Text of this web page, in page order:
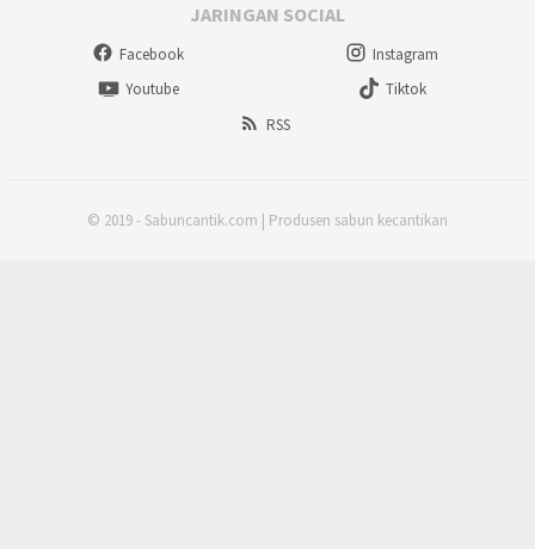
JARINGAN SOCIAL
Facebook
Instagram
Youtube
Tiktok
RSS
© 2019 - Sabuncantik.com | Produsen sabun kecantikan